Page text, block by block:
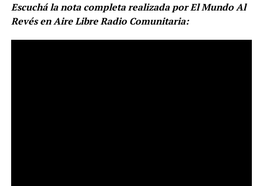
Escuchá la nota completa realizada por El Mundo Al
Revés en Aire Libre Radio Comunitaria: